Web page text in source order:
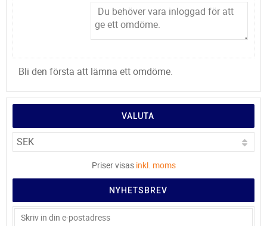
Bli den första att lämna ett omdöme.
VALUTA
Priser visas inkl. moms
NYHETSBREV